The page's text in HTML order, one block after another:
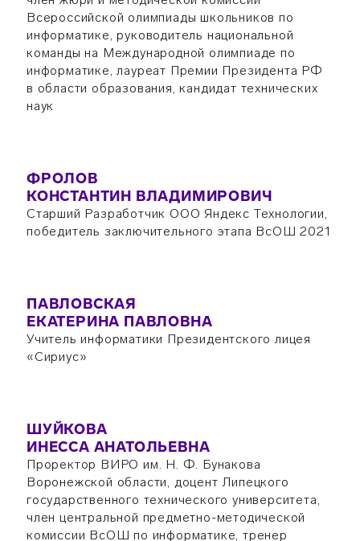
Всероссийской олимпиады школьников по
информатике, руководитель национальной
команды на Международной олимпиаде по
информатике, лауреат Премии Президента РФ
в области образования, кандидат технических
наук
ФРОЛОВ
КОНСТАНТИН ВЛАДИМИРОВИЧ
Старший Разработчик ООО Яндекс Технологии,
победитель заключительного этапа ВсОШ 2021
ПАВЛОВСКАЯ
ЕКАТЕРИНА ПАВЛОВНА
Учитель информатики Президентского лицея
«Сириус»
ШУЙКОВА
ИНЕССА АНАТОЛЬЕВНА
Проректор ВИРО им. Н. Ф. Бунакова
Воронежской области, доцент Липецкого
государственного технического университета,
член центральной предметно-методической
комиссии ВсОШ по информатике, тренер